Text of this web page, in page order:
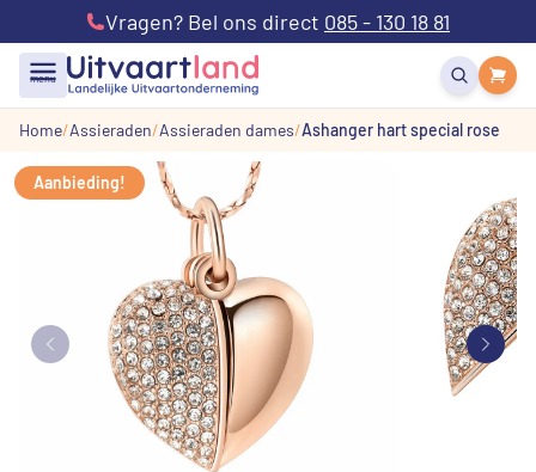
Vragen? Bel ons direct 085 - 130 18 81
menu
Home Assieraden Assieraden dames Ashanger hart special rose
Aanbieding!